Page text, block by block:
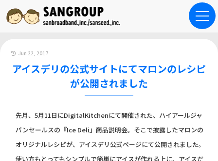
Jun 22, 2017
アイスデリの公式サイトにてマロンのレシピ
が公開されました
先月、5月11日にDigitalKitchenにて開催された、ハイアールジャ
パンセールスの『Ice Deli』商品説明会。そこで披露したマロンの
オリジナルレシピが、アイスデリ公式ページにて公開されました。
使い方もとってもシンプルで簡単にアイスが作れる上に、アイスだ